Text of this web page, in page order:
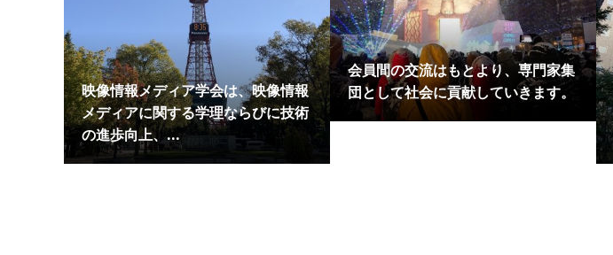
映像情報メディア学会は、映像情報
メディアに関する学理ならびに技術
の進歩向上、...
会員間の交流はもとより、専門家集
団として社会に貢献していきます。